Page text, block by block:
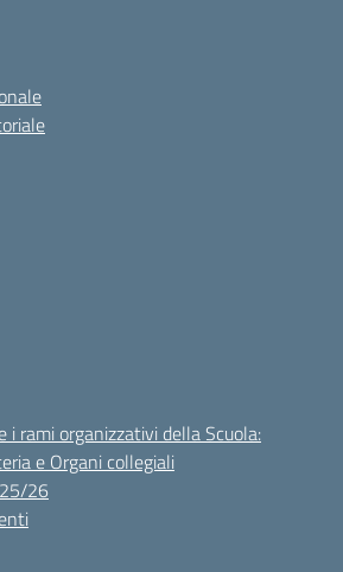
i rami organizzativi della Scuola:
e Organi collegiali
26